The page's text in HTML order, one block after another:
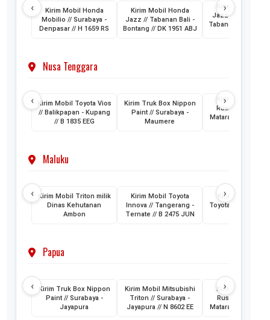
‹
Kirim Mobil Honda
Mobilio // Surabaya -
Denpasar // H 1659 RS
Kirim Mobil Honda
Jazz // Tabanan Bali -
Bontang // DK 1951 ABJ
Kirim Mobil
Jazz //
Tabanan Bali // DK
›
Nusa Tenggara
‹
Kirim Mobil Toyota Vios
// Balikpapan - Kupang
// B 1835 EEG
Kirim Truk Box Nippon
Paint // Surabaya -
Maumere
Kirim Mobil
Rush //
Mataram Lombok
›
Maluku
‹
Kirim Mobil Triton milik
Dinas Kehutanan
Ambon
Kirim Mobil Toyota
Innova // Tangerang -
Ternate // B 2475 JUN
Kirim 2 Unit
Toyota HiAce //
›
Papua
‹
Kirim Truk Box Nippon
Paint // Surabaya -
Jayapura
Kirim Mobil Mitsubishi
Triton // Surabaya -
Jayapura // N 8602 EE
Kirim Mobil
Rush //
Mataram // PA
›